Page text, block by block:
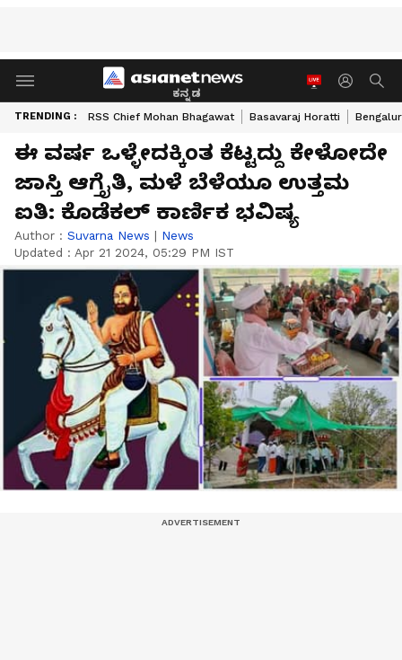
ಕನ್ನಡ
TRENDING : RSS Chief Mohan Bhagawat Basavaraj Horatti
ಈ ವರ್ಷ ಒಳ್ಳೇದಕ್ಕಿಂತ ಕೆಟ್ಟದ್ದು ಕೇಳೋದೇ
ಜಾಸ್ತಿ ಆಗ್ತೈತಿ, ಮಳೆ ಬೆಳೆಯೂ ಉತ್ತಮ
ಐತಿ: ಕೊಡೆಕಲ್ ಕಾರ್ಣಿಕ ಭವಿಷ್ಯ
Author : Suvarna News | News
Updated : Apr 21 2024, 05:29 PM IST